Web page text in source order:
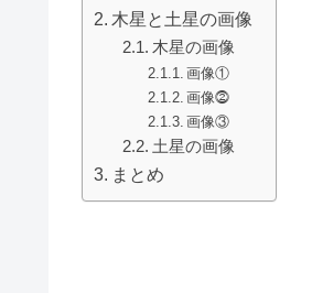
木星と土星の画像
木星の画像
画像①
画像⓶
画像③
土星の画像
まとめ